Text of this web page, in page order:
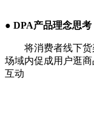
● DPA产品理念思考
将消费者线下
场域内促成用户逛
互动